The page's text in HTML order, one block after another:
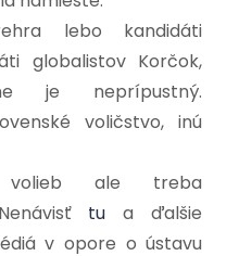
lebo kandidáti
globalistov Korčok,
je neprípustný.
voličstvo, inú
volieb ale treba
tu
a ďalšie
v opore o ústavu